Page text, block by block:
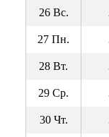
26 Вс.
27 Пн.
28 Вт.
29 Ср.
30 Чт.